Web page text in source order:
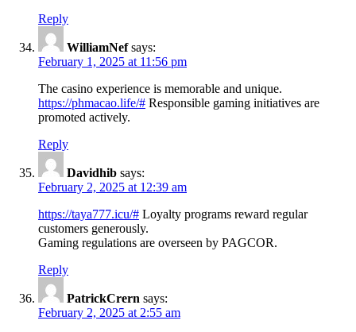
Reply
WilliamNef says:
February 1, 2025 at 11:56 pm
The casino experience is memorable and unique.
https://phmacao.life/# Responsible gaming initiatives are
promoted actively.
Reply
Davidhib says:
February 2, 2025 at 12:39 am
https://taya777.icu/# Loyalty programs reward regular
customers generously.
Gaming regulations are overseen by PAGCOR.
Reply
PatrickCrern says:
February 2, 2025 at 2:55 am